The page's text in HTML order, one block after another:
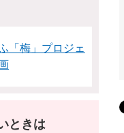
「梅」プロジェ
ときは